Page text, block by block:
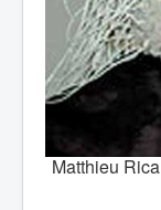
Matthieu